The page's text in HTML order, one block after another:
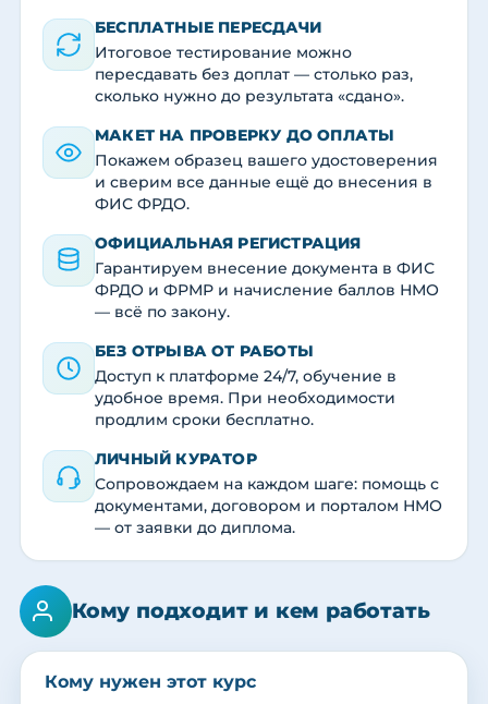
БЕСПЛАТНЫЕ ПЕРЕСДАЧИ
Итоговое тестирование можно
пересдавать без доплат — столько раз,
сколько нужно до результата «сдано».
МАКЕТ НА ПРОВЕРКУ ДО ОПЛАТЫ
Покажем образец вашего удостоверения
и сверим все данные ещё до внесения в
ФИС ФРДО.
ОФИЦИАЛЬНАЯ РЕГИСТРАЦИЯ
Гарантируем внесение документа в ФИС
ФРДО и ФРМР и начисление баллов НМО
— всё по закону.
БЕЗ ОТРЫВА ОТ РАБОТЫ
Доступ к платформе 24/7, обучение в
удобное время. При необходимости
продлим сроки бесплатно.
ЛИЧНЫЙ КУРАТОР
Сопровождаем на каждом шаге: помощь с
документами, договором и порталом НМО
— от заявки до диплома.
Кому подходит и кем работать
Кому нужен этот курс